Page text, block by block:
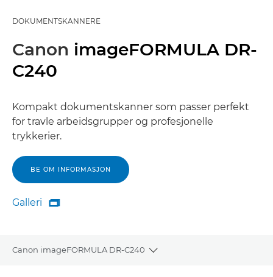
DOKUMENTSKANNERE
Canon imageFORMULA DR-
C240
Kompakt dokumentskanner som passer perfekt
for travle arbeidsgrupper og profesjonelle
trykkerier.
BE OM INFORMASJON
Galleri
Galleri

Canon imageFORMULA DR-C240
Toggle breadcrumbs